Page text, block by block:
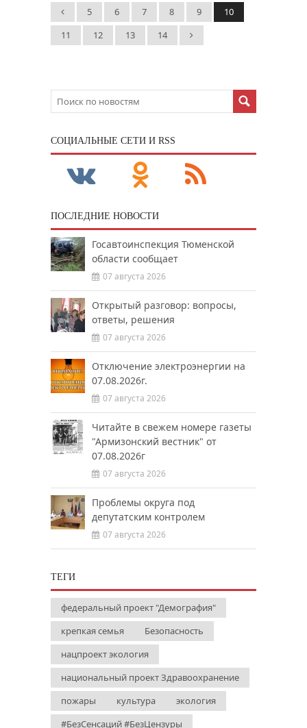
5 6 7 8 9
10
11
12 13 14
CОЦИАЛЬНЫЕ СЕТИ И RSS
ПОСЛЕДНИЕ НОВОСТИ
Госавтоинспекция Тюменской
области сообщает
07 августа 2026
Открытый разговор: вопросы,
ответы, решения
07 августа 2026
Отключение электроэнергии на
07.08.2026г.
07 августа 2026
Читайте в свежем номере газеты
"Армизонский вестник" от
07.08.2026г
07 августа 2026
Проблемы округа под
депутатским контролем
07 августа 2026
ТЕГИ
федеральный проект "Демография"
крепкая семья
Безопасность
нацпроект экология
национальный проект Здравоохранение
пожары
культура
экология
#БезСенсаций #БезЦензуры